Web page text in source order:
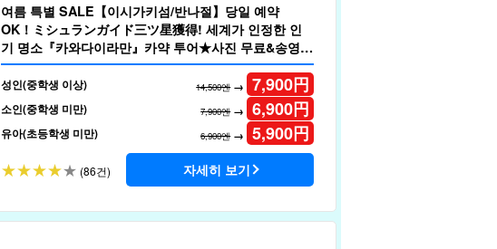
여름 특별 SALE【이시가키섬/반나절】당일 예약
OK！ミシュランガイド三ツ星獲得! 세계가 인정한 인
기 명소『카와다이라만』카약 투어★사진 무료&송영
포함(No.302)
성인(중학생 이상) 14,500엔→ 7,900円
소인(중학생 미만) 7,900엔→ 6,900円
유아(초등학생 미만) 6,900엔→ 5,900円
(86건) 자세히 보기